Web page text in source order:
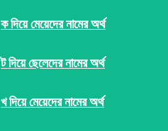
ক দিয়ে মেয়েদের নামের অর্থ
ট দিয়ে ছেলেদের নামের অর্থ
খ দিয়ে মেয়েদের নামের অর্থ